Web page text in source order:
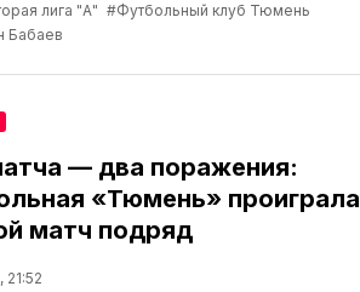
лига "А" #Футбольный клуб Тюмень
Бабаев
— два поражения:
«Тюмень» проиграла
матч подряд
21:52